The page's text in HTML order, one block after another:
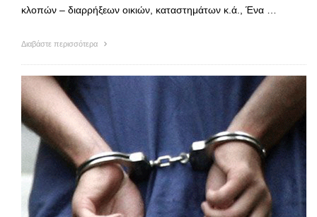
κλοπών – διαρρήξεων οικιών, καταστημάτων κ.ά., Ένα …
Διαβάστε περισσότερα